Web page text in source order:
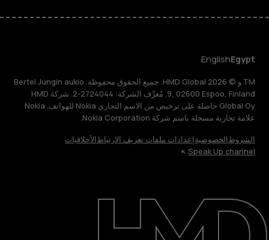
حول
الدعم
Egypt
English
TM و © 2026 HMD Global. جميع الحقوق محفوظة. Bertel Jungin aukio
9, 02600 Espoo, Finland. مُعرِّف الشركة: 2724044-2. شركة HMD
Global Oy حاصلة على ترخيص من الاسم التجاري Nokia للهواتف. Nokia
علامة تجارية مسجلة باسم شركة Nokia Corporation.
الشروطالخصوصيةإعدادات ملفات تعريف الارتباطالأخلاقيات
Speak Up channel